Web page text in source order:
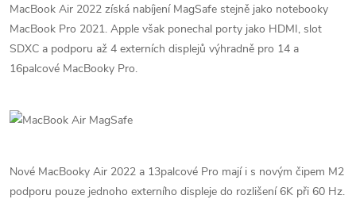
MacBook Air 2022 získá nabíjení MagSafe stejně jako notebooky
MacBook Pro 2021. Apple však ponechal porty jako HDMI, slot
SDXC a podporu až 4 externích displejů výhradně pro 14 a
16palcové MacBooky Pro.
Nové MacBooky Air 2022 a 13palcové Pro mají i s novým čipem M2
podporu pouze jednoho externího displeje do rozlišení 6K při 60 Hz.